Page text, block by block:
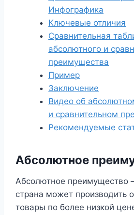
Инфографика
Ключевые отличия
Сравнительная
абсолютного и
преимущества
Пример
Заключение
Видео об
и сравнительном
Рекомендуемые
Абсолютное
Абсолютное преимущество
страна может производить
товары по более низкой